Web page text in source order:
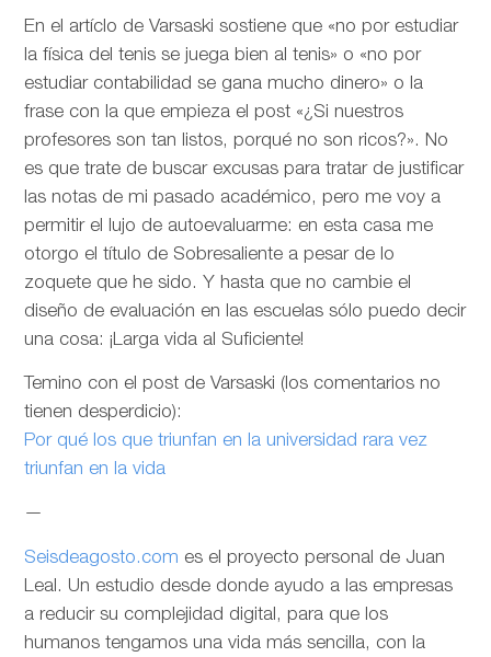
En el artíclo deVarsaski sostiene que «no por estudiar
la física del tenis se juega bien al tenis» o «no por
estudiar contabilidad se gana mucho dinero» o la
frase con la que empieza el post «¿Si nuestros
profesores son tan listos, porqué no son ricos?». No
es que trate de buscar excusas para tratar de justificar
las notas de mi pasado académico, pero me voy a
permitir el lujo de autoevaluarme: en esta casa me
otorgo el título de Sobresaliente a pesar de lo
zoquete que he sido. Y hasta que no cambie el
diseño de evaluación en las escuelas sólo puedo decir
una cosa: ¡Larga vida al Suficiente!
Temino con el post de Varsaski (los comentarios no
tienen desperdicio):
Por qué los que triunfan en la universidad rara vez
triunfan en la vida
—
Seisdeagosto.com es el proyecto personal de Juan
Leal. Un estudio desde donde ayudo a las empresas
a reducir su complejidad digital, para que los
humanos tengamos una vida más sencilla, con la